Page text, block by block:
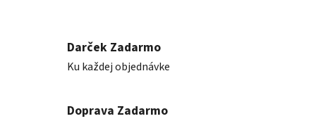
Darček Zadarmo
Ku každej objednávke
Doprava Zadarmo